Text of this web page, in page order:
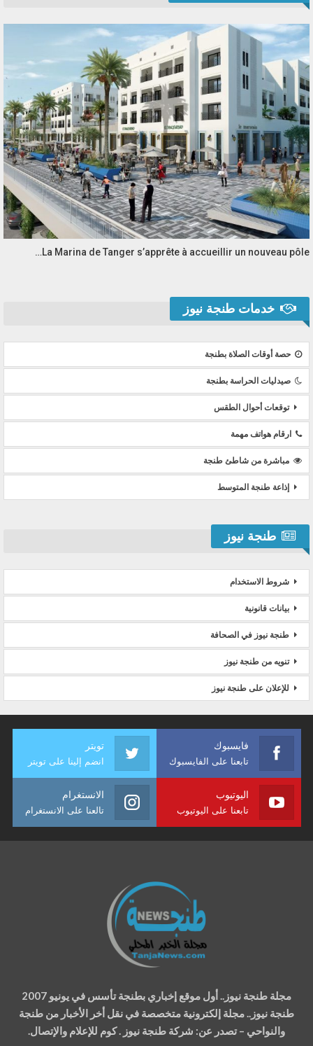
La Marina de Tanger s’apprête à accueillir un nouveau pôle…
خدمات طنجة نيوز
حصة أوقات الصلاة بطنجة
صيدليات الحراسة بطنجة
توقعات أحوال الطقس
ارقام هواتف مهمة
مباشرة من شاطئ طنجة
إذاعة طنجة المتوسط
طنجة نيوز
شروط الاستخدام
بيانات قانونية
طنجة نيوز في الصحافة
تنويه من طنجة نيوز
للإعلان على طنجة نيوز
فايسبوك
تابعنا على الفايسبوك
تويتر
انضم إلينا على تويتر
اليوتيوب
تابعنا على اليوتيوب
الانستغرام
تالعنا على الانستغرام
مجلة طنجة نيوز.. أول موقع إخباري بطنجة تأسس في يونيو 2007
طنجة نيوز.. مجلة إلكترونية متخصصة في نقل أخر الأخبار من طنجة
والنواحي – تصدر عن: شركة طنجة نيوز . كوم للإعلام والإتصال.